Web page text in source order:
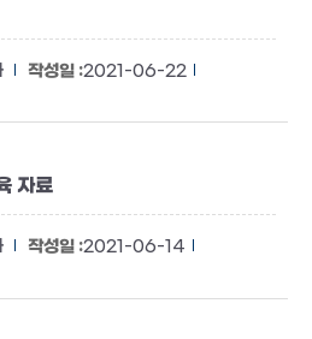
2021-06-22
자료
2021-06-14